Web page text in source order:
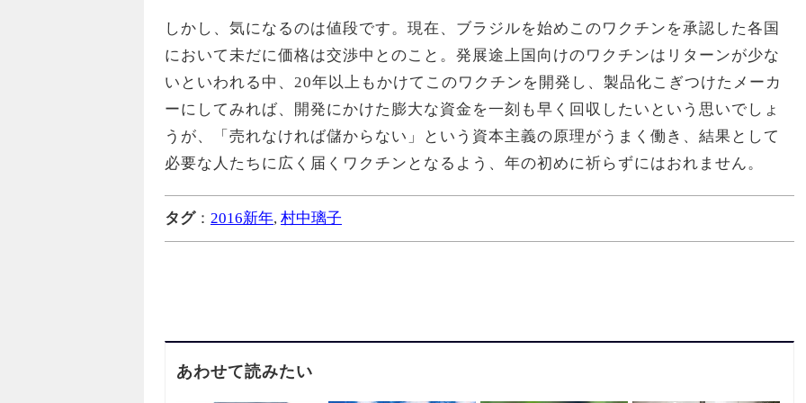
しかし、気になるのは値段です。現在、ブラジルを始めこのワクチンを承認した各国
において未だに価格は交渉中とのこと。発展途上国向けのワクチンはリターンが少な
いといわれる中、20年以上もかけてこのワクチンを開発し、製品化こぎつけたメーカ
ーにしてみれば、開発にかけた膨大な資金を一刻も早く回収したいという思いでしょ
うが、「売れなければ儲からない」という資本主義の原理がうまく働き、結果として
必要な人たちに広く届くワクチンとなるよう、年の初めに祈らずにはおれません。
タグ： 2016新年, 村中璃子
あわせて読みたい